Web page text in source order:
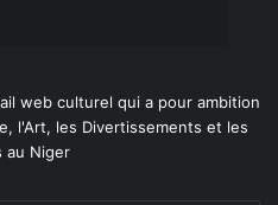
web culturel qui a pour ambition
l'Art, les Divertissements et les
au Niger